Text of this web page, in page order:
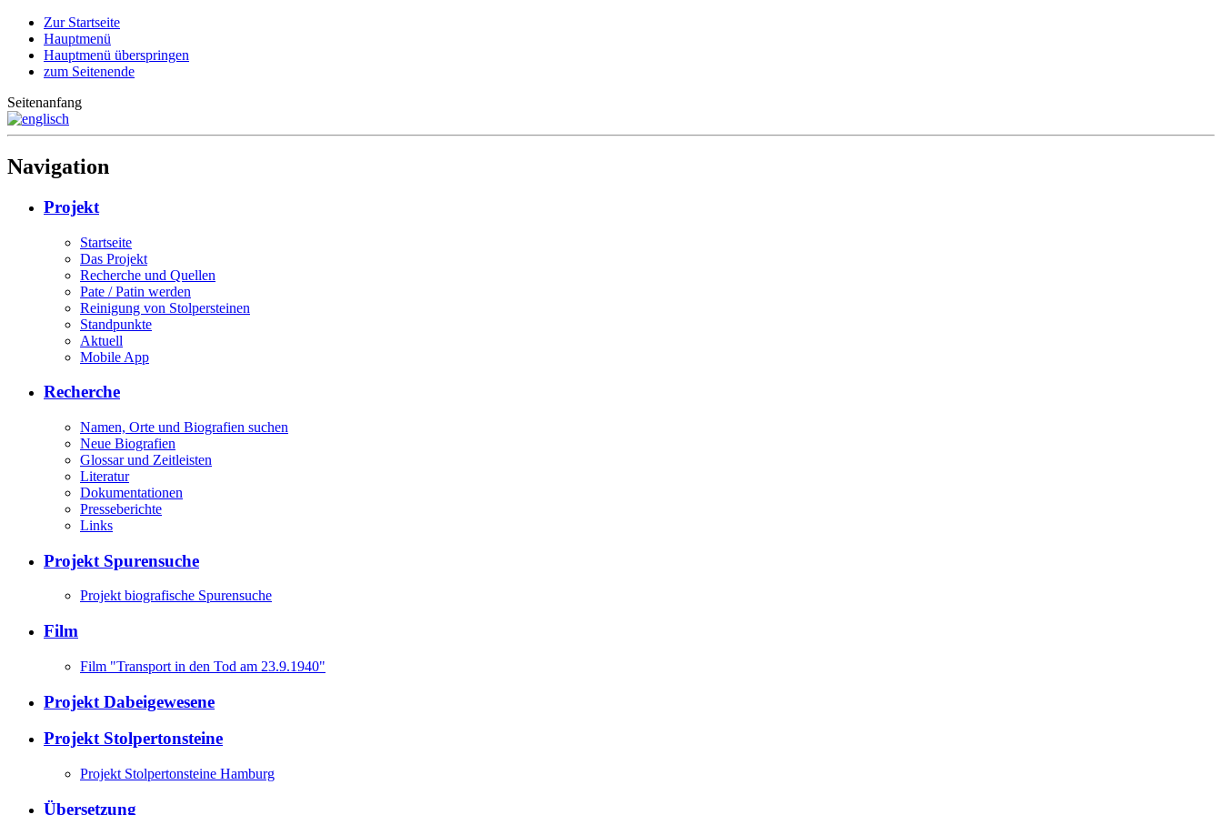
Zur Startseite
Hauptmenü
Hauptmenü überspringen
zum Seitenende
Seitenanfang
Navigation
Projekt
Startseite
Das Projekt
Recherche und Quellen
Pate / Patin werden
Reinigung von Stolpersteinen
Standpunkte
Aktuell
Mobile App
Recherche
Namen, Orte und Biografien suchen
Neue Biografien
Glossar und Zeitleisten
Literatur
Dokumentationen
Presseberichte
Links
Projekt Spurensuche
Projekt biografische Spurensuche
Film
Film "Transport in den Tod am 23.9.1940"
Projekt Dabeigewesene
Projekt Stolpertonsteine
Projekt Stolpertonsteine Hamburg
Übersetzung